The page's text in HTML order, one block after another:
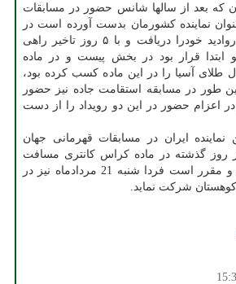
که بعد از سالها شانس حضور در مسابقات
نماینده کشورمان بدست آورده است در
دقیقه ۹۰ پاسپورت و روادید خودرا دریافت و با ۵ روز تاخیر راهی
ابتدا قرار بود در بخش پیست و در ماده
طلای آسیا را در این ماده کسب کرده بود،
طور در مسابقه استقامت جاده نیز حضور
اعزام حضور در این دو رویداد را از دست
نماینده ایران در مسابقات قهرمانی جهان
روز گذشته در ماده کراس کانتری مسافت
کوتاه سی و سوم شد و مقرر است فردا شنبه 21 مردادماه نیز در
شرکت نماید.